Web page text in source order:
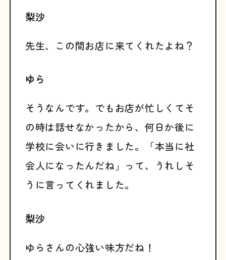
梨沙
先生、この間お店に来てくれたよね？
ゆら
そうなんです。でもお店が忙しくてそ
の時は話せなかったから、何日か後に
学校に会いに行きました。「本当に社
会人になったんだね」って、うれしそ
うに言ってくれました。
梨沙
ゆらさんの心強い味方だね！